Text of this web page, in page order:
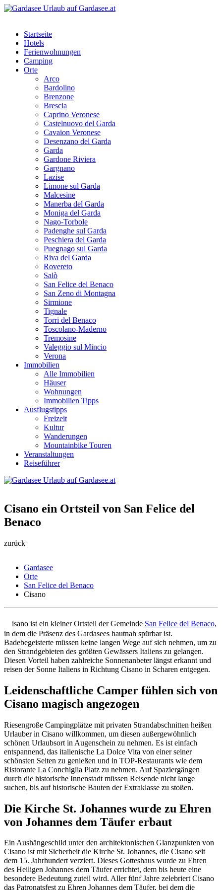
Startseite
Hotels
Ferienwohnungen
Camping
Orte
Arco
Bardolino
Brenzone
Brescia
Caprino Veronese
Castelnuovo del Garda
Cavaion Veronese
Desenzano del Garda
Garda
Gardone Riviera
Gargnano
Lazise
Limone sul Garda
Malcesine
Manerba del Garda
Moniga del Garda
Nago-Torbole
Padenghe sul Garda
Peschiera del Garda
Puegnago sul Garda
Riva del Garda
Rovereto
Salò
San Felice del Benaco
San Zeno di Montagna
Sirmione
Tignale
Torri del Benaco
Toscolano-Maderno
Tremosine
Valeggio sul Mincio
Verona
Immobilien
Alle Immobilien
Häuser
Wohnungen
Immobilien Tipps
Ausflugstipps
Freizeit
Kultur
Wanderungen
Mountainbike Touren
Veranstaltungen
Reiseführer
Cisano ein Ortsteil von San Felice del
Benaco
zurück
Gardasee
Orte
San Felice del Benaco
Cisano
isano ist ein kleiner Ortsteil der Gemeinde San Felice del Benaco,
in dem die Präsenz des Gardasees hautnah spürbar ist.
Badebegeisterte müssen keine langen Wege auf sich nehmen, um zu
den Strandgebieten des größten Gewässers Italiens zu gelangen.
Diesen Vorteil haben zahlreiche Sonnenanbeter längst erkannt und
reisen der Sonne Italiens in Richtung Cisano in Scharen entgegen.
Leidenschaftliche Camper fühlen sich von
Cisano magisch angezogen
Riesengroße Campingplätze mit privaten Strandabschnitten heißen
Urlauber in Cisano willkommen, um diesen außergewöhnlich
schönen Urlaubsort in Augenschein zu nehmen. Es ist einfach
entspannend, das italienische La Dolce Vita von einer seiner
schönsten Seiten zu genießen und in TOP-Restaurants wie dem
Ristorante La Conchiglia Platz zu nehmen. Auf Spaziergängen
durch die historische Innenstadt müssen Reisende nicht lange
suchen, bis auf historische Bauten der Extraklasse zu stoßen.
Die Kirche St. Johannes wurde zu Ehren
von Johannes dem Täufer erbaut
Ein Aushängeschild unter den architektonischen Glanzpunkten von
Cisano ist mit Sicherheit die Kirche St. Johannes, die Cisano seit
dem 15. Jahrhundert verziert. Dieses Gotteshaus wurde zu Ehren
des Heiligen Johannes dem Täufer errichtet, dem bis heute eine
besondere Bedeutung zuteil wird. Aller fünf Jahre zelebriert Cisano
das Patronatsfest zu Ehren Johannes dem Täufer, bei dem die